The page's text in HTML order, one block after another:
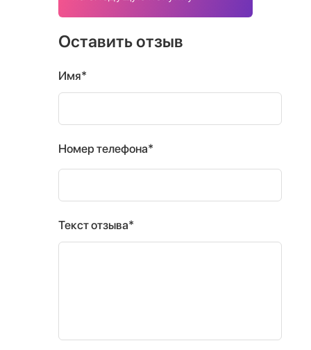
Оставить отзыв
Имя*
Номер телефона*
Текст отзыва*